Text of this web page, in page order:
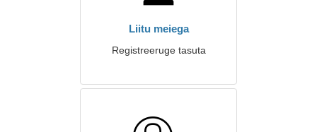
Liitu meiega
Registreeruge tasuta